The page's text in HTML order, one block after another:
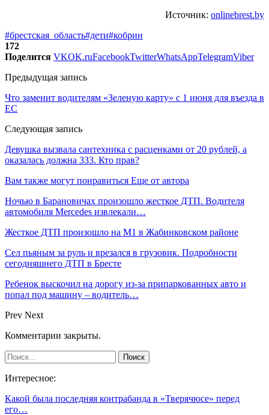
Источник: onlinebrest.by
#брестская_область#дети#кобрин
172
Поделится VKOK.ruFacebookTwitterWhatsAppTelegramViber
Предыдущая запись
Что заменит водителям «Зеленую карту» с 1 июня для въезда в
ЕС
Следующая запись
Девушка вызвала сантехника с расценками от 20 рублей, а
оказалась должна 333. Кто прав?
Вам также могут понравиться Еще от автора
Ночью в Барановичах произошло жесткое ДТП. Водителя
автомобиля Mercedes извлекали…
Жесткое ДТП произошло на М1 в Жабинковском районе
Сел пьяным за руль и врезался в грузовик. Подробности
сегодняшнего ДТП в Бресте
Ребенок выскочил на дорогу из-за припаркованных авто и
попал под машину – водитель…
Prev Next
Комментарии закрыты.
Интересное:
Какой была последняя контрабанда в «Тверячюсе» перед
его…